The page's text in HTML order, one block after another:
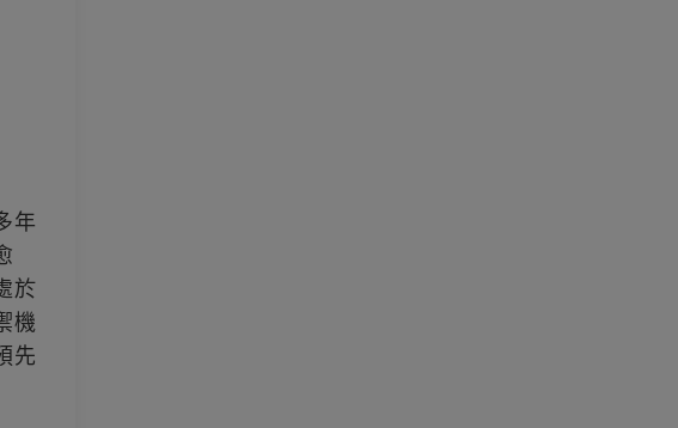
年
於
機
先